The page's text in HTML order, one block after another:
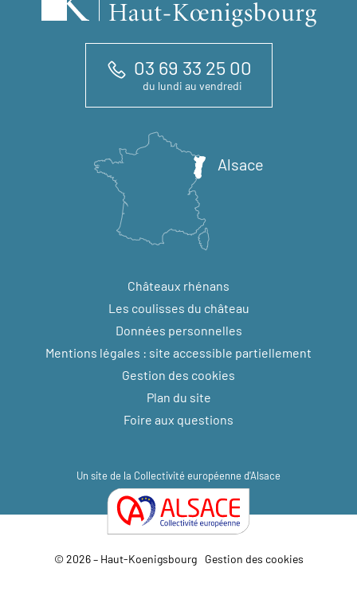
03 69 33 25 00
du lundi au vendredi
Châteaux rhénans
Les coulisses du château
Données personnelles
Mentions légales : site accessible partiellement
Gestion des cookies
Plan du site
Foire aux questions
Alsace
Un site de la Collectivité européenne d'Alsace
© 2026 – Haut-Koenigsbourg Gestion des cookies